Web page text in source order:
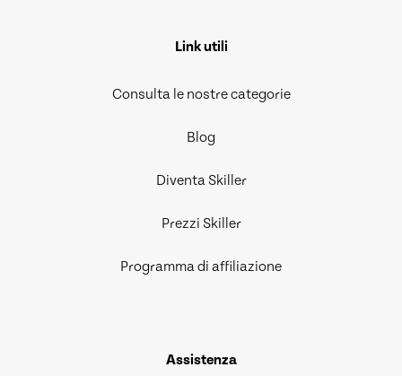
Link utili
Consulta le nostre categorie
Blog
Diventa Skiller
Prezzi Skiller
Programma di affiliazione
Assistenza